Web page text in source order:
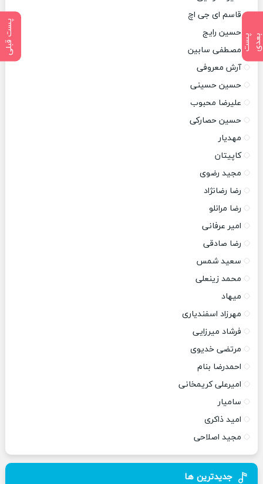
پ
س
ت
ب
ع
د ی پست قبلی
قاسم ای جی اچ
حسین رایج
مصطفی سابین
آرش معروفی
حسین حسینی
علیرضا محبوب
حسین حصارکی
مهدیار
کاپیتان
مجید رضوی
رضا رضانژاد
رضا مرانلو
امیر عرفانی
رضا صادقی
سعید شمس
محمد زینعلی
میهاد
مهرزاد اسفندیاری
فرشاد میرزایی
مرتضی خدیوی
احمدرضا بنام
امیرعلی کریمخانی
سامیار
امید ذاکری
مجید اصلاحی
جدیدترین ها